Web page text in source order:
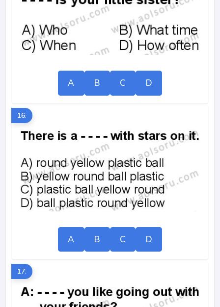
A B C D
16.
A B C D
17.